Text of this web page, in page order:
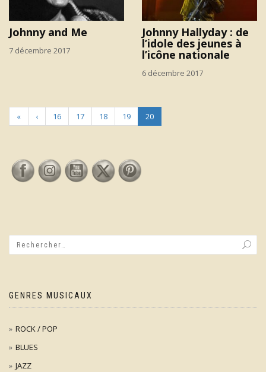
Johnny and Me
7 décembre 2017
Johnny Hallyday : de
l’idole des jeunes à
l’icône nationale
6 décembre 2017
« ‹ 16 17 18 19 20
GENRES MUSICAUX
ROCK / POP
BLUES
JAZZ